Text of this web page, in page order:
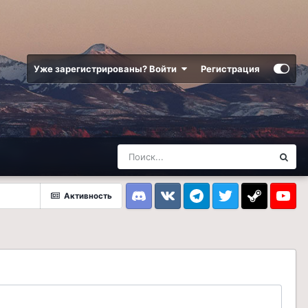
Уже зарегистрированы? Войти Регистрация
Активность
DiscordVK TelegramTwitter Steam